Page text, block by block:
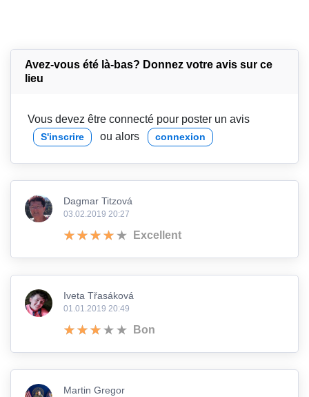
Avez-vous été là-bas? Donnez votre avis sur ce
lieu
Vous devez être connecté pour poster un avis
S'inscrire ou alors connexion
Dagmar Titzová
03.02.2019 20:27
Excellent
Iveta Třasáková
01.01.2019 20:49
Bon
Martin Gregor